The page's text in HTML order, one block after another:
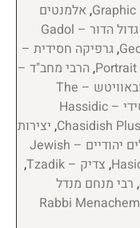
, אלמנטים
גדול הדור – Gadol
,גרפיקה חסידית –
,הרבי מחב"ד –
הרבי מליובאוויטש – The
חומר גרפי חסידי – Hassidic
, יצירות
סמלים יהודיים – Jewish
, צדיק – Tzadik
,
, רבי מנחם מנדל